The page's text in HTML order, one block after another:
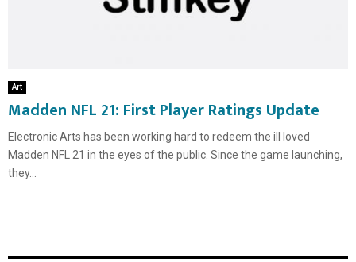
Art
Madden NFL 21: First Player Ratings Update
Electronic Arts has been working hard to redeem the ill loved
Madden NFL 21 in the eyes of the public. Since the game launching,
they...